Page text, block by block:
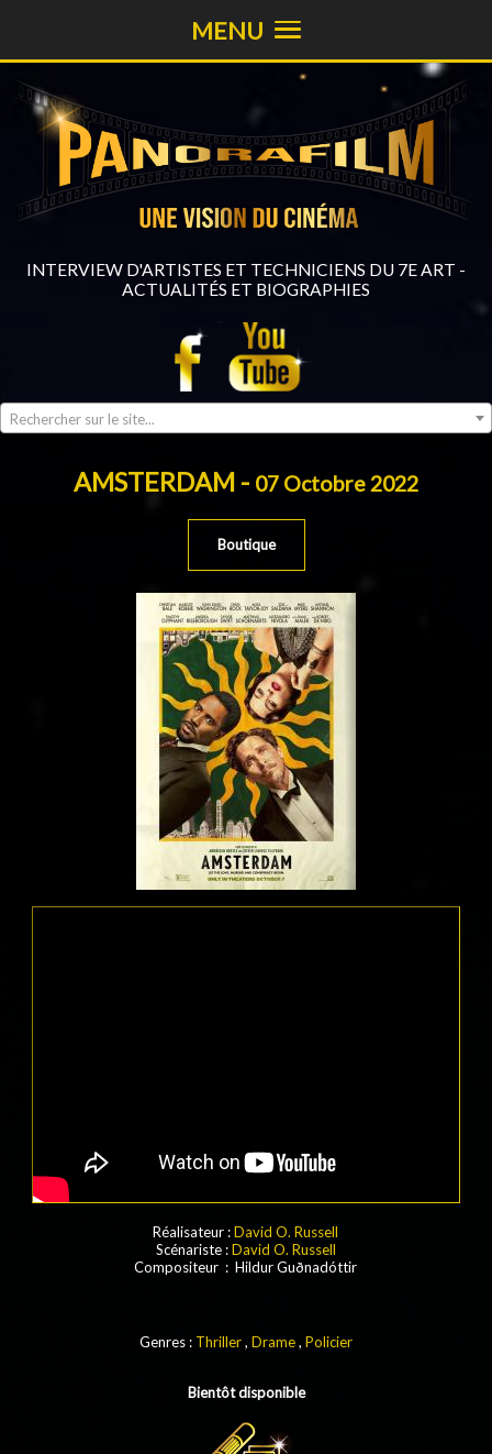
INTERVIEW D'ARTISTES ET TECHNICIENS DU 7E ART -
ACTUALITÉS ET BIOGRAPHIES
Rechercher sur le site...
MENU
AMSTERDAM - 07 Octobre 2022
Boutique
Réalisateur :David O. Russell
Scénariste :David O. Russell
Compositeur : Hildur Guðnadóttir
Genres : Thriller, Drame, Policier
Bientôt disponible